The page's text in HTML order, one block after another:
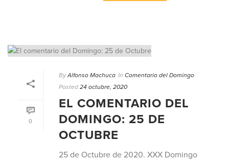
0
By Alfonso Machuca In Comentario del Domingo
Posted 24 octubre, 2020
EL COMENTARIO DEL
DOMINGO: 25 DE
OCTUBRE
25 de Octubre de 2020. XXX Domingo